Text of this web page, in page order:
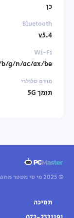
כן
Bluetooth
v5.4
Wi-Fi
b/g/n/ac/ax/be
מודם סלולרי
תומך 5G
© 2025 פי סי מסטר מחשבים וסלולר. כל הזכויות שמורות.
תמיכה